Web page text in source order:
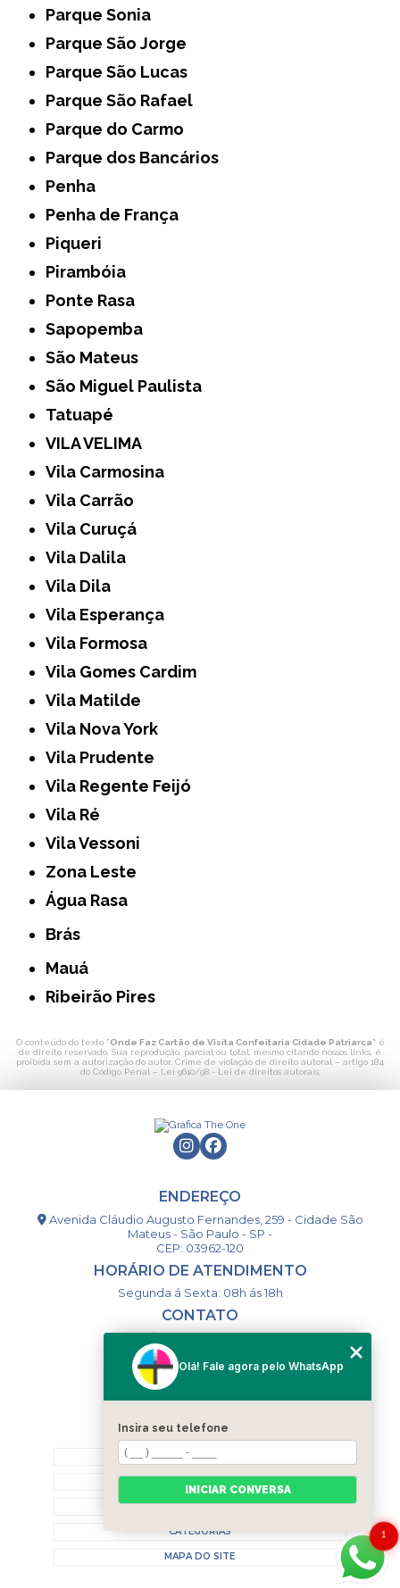
Parque Sonia
Parque São Jorge
Parque São Lucas
Parque São Rafael
Parque do Carmo
Parque dos Bancários
Penha
Penha de França
Piqueri
Pirambóia
Ponte Rasa
Sapopemba
São Mateus
São Miguel Paulista
Tatuapé
VILA VELIMA
Vila Carmosina
Vila Carrão
Vila Curuçá
Vila Dalila
Vila Dila
Vila Esperança
Vila Formosa
Vila Gomes Cardim
Vila Matilde
Vila Nova York
Vila Prudente
Vila Regente Feijó
Vila Ré
Vila Vessoni
Zona Leste
Água Rasa
Brás
Mauá
Ribeirão Pires
O conteúdo do texto "Onde Faz Cartão de Visita Confeitaria Cidade Patriarca" é
de direito reservado. Sua reprodução, parcial ou total, mesmo citando nossos links, é
proibida sem a autorização do autor. Crime de violação de direito autoral – artigo 184
do Código Penal – Lei 9610/98 - Lei de direitos autorais.
ENDEREÇO
Avenida Cláudio Augusto Fernandes, 259 - Cidade São
Mateus - São Paulo - SP -
CEP: 03962-120
HORÁRIO DE ATENDIMENTO
Segunda á Sexta: 08h ás 18h
CONTATO
(11) 98993-9556
togsm1@gmail.com
MENU
HOME
CONTATO
CATEGORIAS
MAPA DO SITE
1
Olá! Fale agora pelo WhatsApp
Insira seu telefone
INICIAR CONVERSA